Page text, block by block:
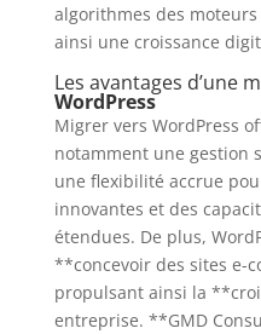
algorithmes des
ainsi une croissance
Les avantages d’une
WordPress
Migrer vers WordPress
notamment une gestion
une flexibilité accrue
innovantes et des
étendues. De plus,
**concevoir des sites e-
propulsant ainsi la
entreprise. **GMD